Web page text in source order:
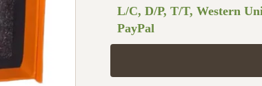
L/C, D/P, T/T, Western
PayPal